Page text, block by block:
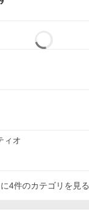
ィオ
4件のカテゴリを見る